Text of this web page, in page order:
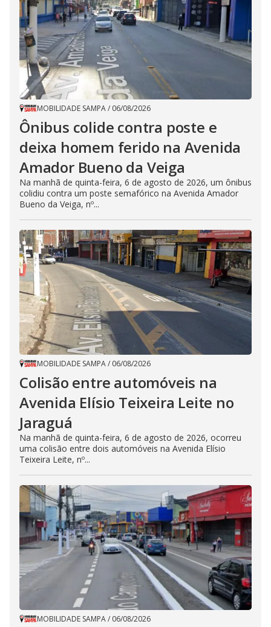
MOBILIDADE SAMPA/ 06/08/2026
Ônibus colide contra poste e
deixa homem ferido na Avenida
Amador Bueno da Veiga
Na manhã de quinta-feira, 6 de agosto de 2026, um ônibus
colidiu contra um poste semafórico na Avenida Amador
Bueno da Veiga, nº...
MOBILIDADE SAMPA/ 06/08/2026
Colisão entre automóveis na
Avenida Elísio Teixeira Leite no
Jaraguá
Na manhã de quinta-feira, 6 de agosto de 2026, ocorreu
uma colisão entre dois automóveis na Avenida Elísio
Teixeira Leite, nº...
MOBILIDADE SAMPA/ 06/08/2026